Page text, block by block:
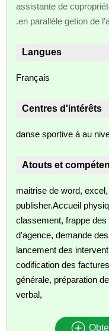
assistante de
.en parallèle getion de
Langues
Français
Centres d'intérêts
danse sportive à au
Atouts et
maitrise de word,
publisher.Accueil
classement, frappe
d'agence, demande
lancement des
codification des
générale, préparation
verbal,